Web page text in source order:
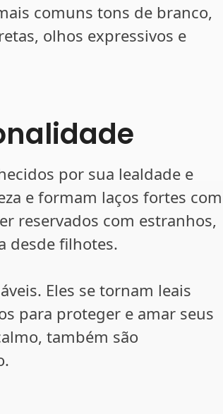
comuns tons de branco,
olhos expressivos e
por sua lealdade e
e formam laços fortes com
reservados com estranhos,
desde filhotes.
Eles se tornam leais
para proteger e amar seus
também são